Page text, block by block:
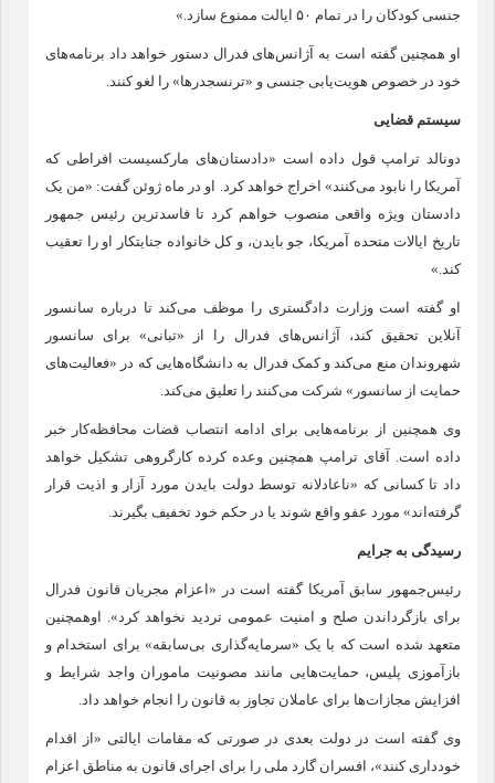
جنسی کودکان را در تمام ۵۰ ایالت ممنوع سازد.»
او همچنین گفته است به آژانس‌های فدرال دستور خواهد داد برنامه‌های
خود در خصوص هویت‌یابی جنسی و «ترنسجدرها» را لغو کنند.
سیستم قضایی
دونالد ترامپ قول داده است «دادستان‌های مارکسیست افراطی که
آمریکا را نابود می‌کنند» اخراج خواهد کرد. او در ماه ژوئن گفت: «من یک
دادستان ویژه واقعی منصوب خواهم کرد تا فاسدترین رئیس جمهور
تاریخ ایالات متحده آمریکا، جو بایدن، و کل خانواده جنایتکار او را تعقیب
کند.»
او گفته است وزارت دادگستری را موظف می‌کند تا درباره سانسور
آنلاین تحقیق کند، آژانس‌های فدرال را از «تبانی» برای سانسور
شهروندان منع می‌کند و کمک فدرال به دانشگاه‌هایی که در «فعالیت‌های
حمایت از سانسور» شرکت می‌کنند را تعلیق می‌کند.
وی همچنین از برنامه‌هایی برای ادامه انتصاب قضات محافظه‌کار خبر
داده است. آقای ترامپ همچنین وعده کرده کارگروهی تشکیل خواهد
داد تا کسانی که «ناعادلانه توسط دولت بایدن مورد آزار و اذیت قرار
گرفته‌اند» مورد عفو واقع شوند یا در حکم خود تخفیف بگیرند.
رسیدگی به جرایم
رئیس‌جمهور سابق آمریکا گفته است در «اعزام مجریان قانون فدرال
برای بازگرداندن صلح و امنیت عمومی تردید نخواهد کرد». اوهمچنین
متعهد شده است که با یک «سرمایه‌گذاری بی‌سابقه» برای استخدام و
بازآموزی پلیس، حمایت‌هایی مانند مصونیت ماموران واجد شرایط و
افزایش مجازات‌ها برای عاملان تجاوز به قانون را انجام خواهد داد.
وی گفته است در دولت بعدی در صورتی که مقامات ایالتی «از اقدام
خودداری کنند»، افسران گارد ملی را برای اجرای قانون به مناطق اعزام